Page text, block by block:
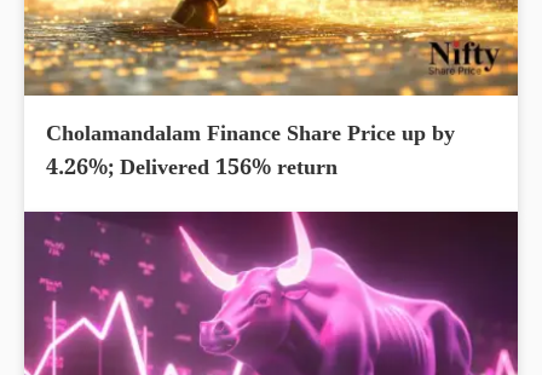
Cholamandalam Finance Share Price up by
4.26%; Delivered 156% return